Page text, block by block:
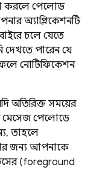
করলে পেলোড
অ্যাপ্লিকেশনটি
চলে যেতে
পারেন যে
ফলে নোটিফিকেশন
অতিরিক্ত সময়ের
মেসেজ পেলোডে
তাহলে
জন্য আপনাকে
(foreground